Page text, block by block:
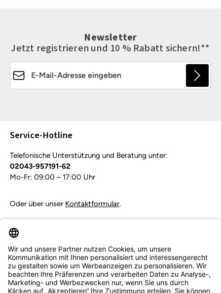
Newsletter
Jetzt registrieren und 10 % Rabatt sichern!**
Service-Hotline
Telefonische Unterstützung und Beratung unter:
02043-957191-62
Mo-Fr: 09:00 – 17:00 Uhr
Oder über unser Kontaktformular.
Service & Beratung